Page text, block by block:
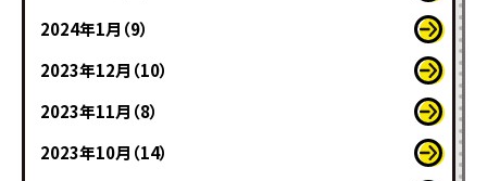
2024年1月（9）
2023年12月（10）
2023年11月（8）
2023年10月（14）